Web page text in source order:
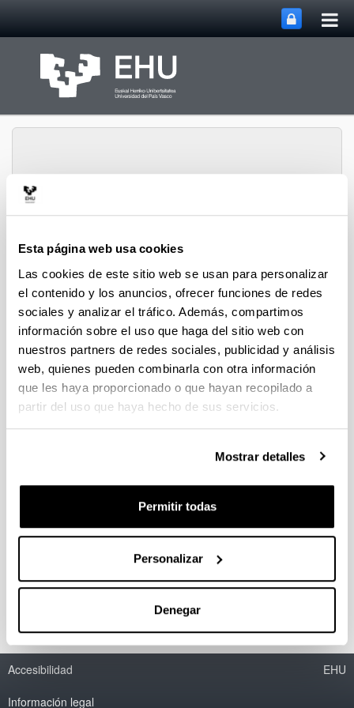
Esta página web usa cookies
Las cookies de este sitio web se usan para personalizar
el contenido y los anuncios, ofrecer funciones de redes
sociales y analizar el tráfico. Además, compartimos
información sobre el uso que haga del sitio web con
nuestros partners de redes sociales, publicidad y análisis
web, quienes pueden combinarla con otra información
que les haya proporcionado o que hayan recopilado a
partir del uso que haya hecho de sus servicios.
Mostrar detalles
Permitir todas
Personalizar
Denegar
Grupo de Investigación
SUPREN
Proyectos (a partir del 2004)
Procesos catalíticos en producción
de biodiesel y en valorización de la
bioglicerina como aditivos de
desde 2006 hasta 2010
Entidad financiadora:
Ministerio de Educación y Ciencia
Accesibilidad
Información legal
EHU